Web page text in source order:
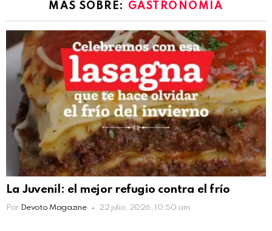
MÁS SOBRE: GASTRONOMÍA
La Juvenil: el mejor refugio contra el frío
Por Devoto Magazine 22 julio, 2026, 10:50 am